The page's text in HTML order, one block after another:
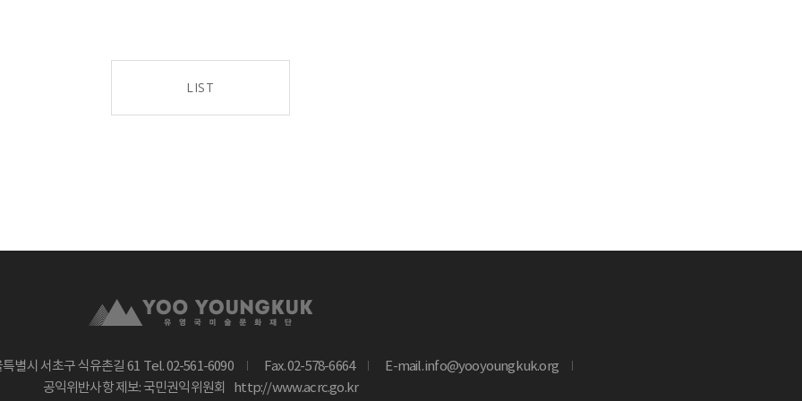
LIST
특별시 서초구 식유촌길 61 Tel. 02-561-6090 Fax. 02-578-6664
E-mail. info@yooyoungkuk.org
공익위반사항 제보: 국민권익위원회
http://www.acrc.go.kr